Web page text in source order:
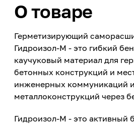
О товаре
Герметизирующий
Гидроизол-М - это гибкий
каучуковый материал для
бетонных конструкций и
инженерных коммуникаций и
металлоконструкций через
Гидроизол-М - это активный